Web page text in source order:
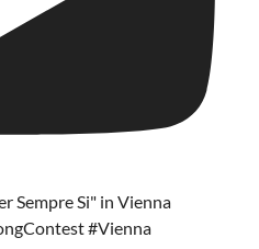
Sempre Si" in Vienna
#Vienna